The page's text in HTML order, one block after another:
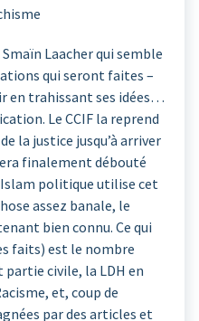
Laacher qui semble
qui seront faites –
en trahissant ses idées…
Le CCIF la reprend
la justice jusqu’à arriver
finalement débouté
politique utilise cet
assez banale, le
bien connu. Ce qui
faits) est le nombre
partie civile, la LDH en
et, coup de
par des articles et